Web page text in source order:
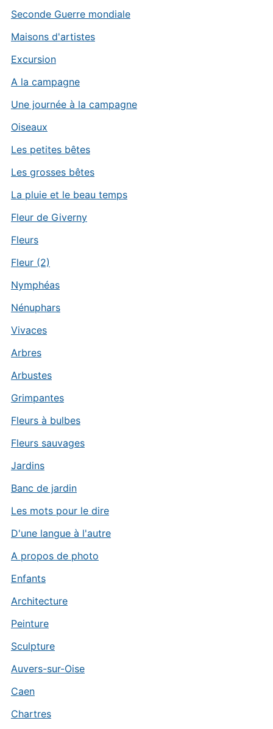
Seconde Guerre mondiale
Maisons d'artistes
Excursion
A la campagne
Une journée à la campagne
Oiseaux
Les petites bêtes
Les grosses bêtes
La pluie et le beau temps
Fleur de Giverny
Fleurs
Fleur (2)
Nymphéas
Nénuphars
Vivaces
Arbres
Arbustes
Grimpantes
Fleurs à bulbes
Fleurs sauvages
Jardins
Banc de jardin
Les mots pour le dire
D'une langue à l'autre
A propos de photo
Enfants
Architecture
Peinture
Sculpture
Auvers-sur-Oise
Caen
Chartres